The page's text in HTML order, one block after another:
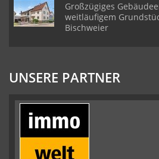
Großzügiges
weitläufigem
Bischweier
UNSERE PARTNER